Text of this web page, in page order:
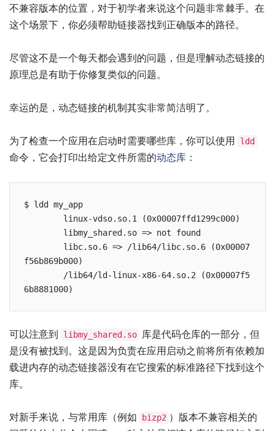
不兼容版本的位置，对于初学者来说这个问题非常棘手。在
这个场景下，你必须帮助链接器找到正确版本的路径。
尽管这不是一个每天都会遇到的问题，但是理解动态链接的
原理总是有助于你修复类似的问题。
幸运的是，动态链接的机制其实非常简洁明了。
为了检查一个应用在启动时需要哪些库，你可以使用 ldd
命令，它会打印出给定文件所需的动态库 ：
$ ldd my_app
        linux-vdso.so.1 (0x00007ffd1299c000)
        libmy_shared.so => not found
        libc.so.6 => /lib64/libc.so.6 (0x00007
f56b869b000)
        /lib64/ld-linux-x86-64.so.2 (0x00007f5
可以注意到 libmy_shared.so
库是代码仓库的一部分，但
是没有被找到。这是因为负责在应用启动之前将所有依赖加
载进内存的动态链接器没有在它搜索的标准路径下找到这个
库。
对新手来说，与常用库（例如 bizp2 ）版本不兼容相关的